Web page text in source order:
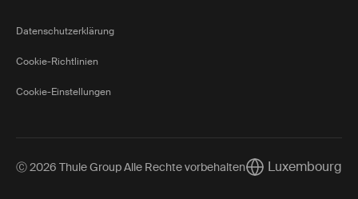
Datenschutzerklärung
Cookie-Richtlinien
Cookie-Einstellungen
Ⓒ 2026 Thule Group Alle Rechte vorbehaltenCurrent market/
Luxembourg